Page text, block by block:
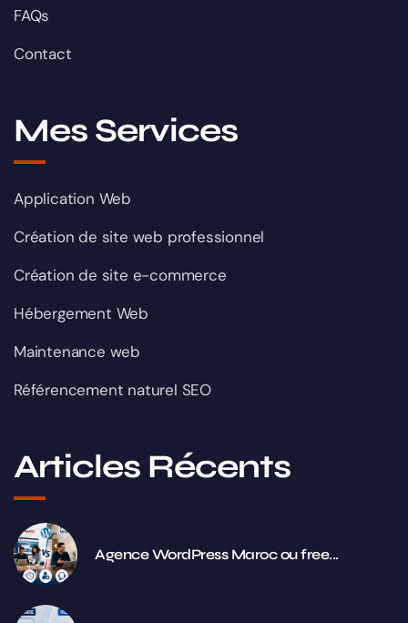
FAQs
Contact
Mes Services
Application Web
Création de site web professionnel
Création de site e-commerce
Hébergement Web
Maintenance web
Référencement naturel SEO
Articles Récents
Agence WordPress Maroc ou free...